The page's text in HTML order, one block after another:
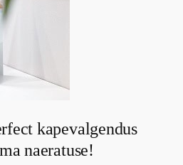
kapevalgendus
naeratuse!